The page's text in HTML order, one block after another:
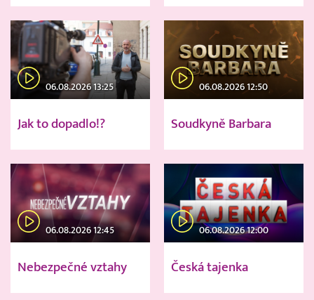
06.08.2026 13:25
Jak to dopadlo!?
06.08.2026 12:50
Soudkyně Barbara
06.08.2026 12:45
Nebezpečné vztahy
06.08.2026 12:00
Česká tajenka